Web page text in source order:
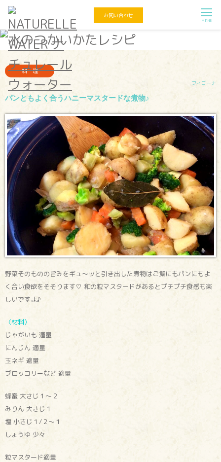
お問い合わせ
MENU
料理
フィゴーナ
パンともよく合うハニーマスタードな煮物♪
野菜そのものの旨みをギュ〜ッと引き出した煮物はご飯にもパンにもよ
く合い食欲をそそります♡ 和の粒マスタードがあるとプチプチ食感も楽
しいですよ♪
〈材料〉
じゃがいも 適量
にんじん 適量
玉ネギ 適量
ブロッコリーなど 適量
蜂蜜 大さじ１～２
みりん 大さじ１
塩 小さじ１/２～１
しょうゆ 少々
粒マスタード適量